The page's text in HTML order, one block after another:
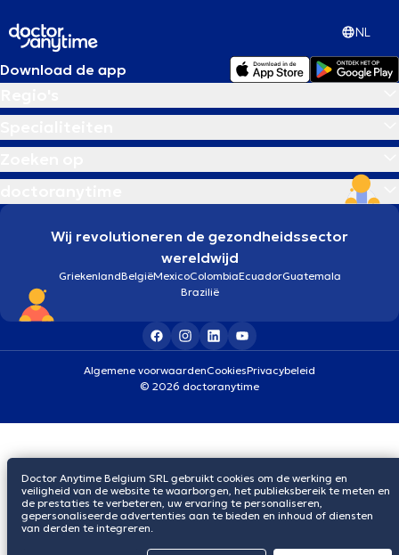
NL
Download de app
Wij revolutioneren de gezondheidssector
wereldwijd
GriekenlandBelgiëMexicoColombiaEcuadorGuatemala
Brazilië
Algemene voorwaardenCookiesPrivacybeleid
© 2026 doctoranytime
Doctor Anytime Belgium SRL gebruikt cookies om de werking en
veiligheid van de website te waarborgen, het publieksbereik te meten en
de prestaties te verbeteren, uw ervaring te personaliseren,
gepersonaliseerde advertenties aan te bieden en inhoud of diensten
van derden te integreren.